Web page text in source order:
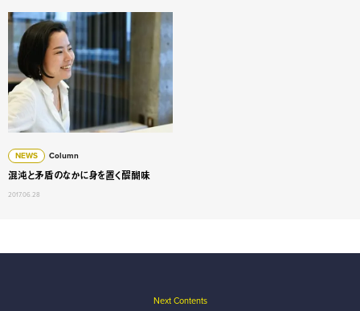
NEWS Column
混沌と矛盾のなかに身を置く醍醐味
2017.06.28
混沌と矛盾のなかに身を置く醍醐味
Next Contents